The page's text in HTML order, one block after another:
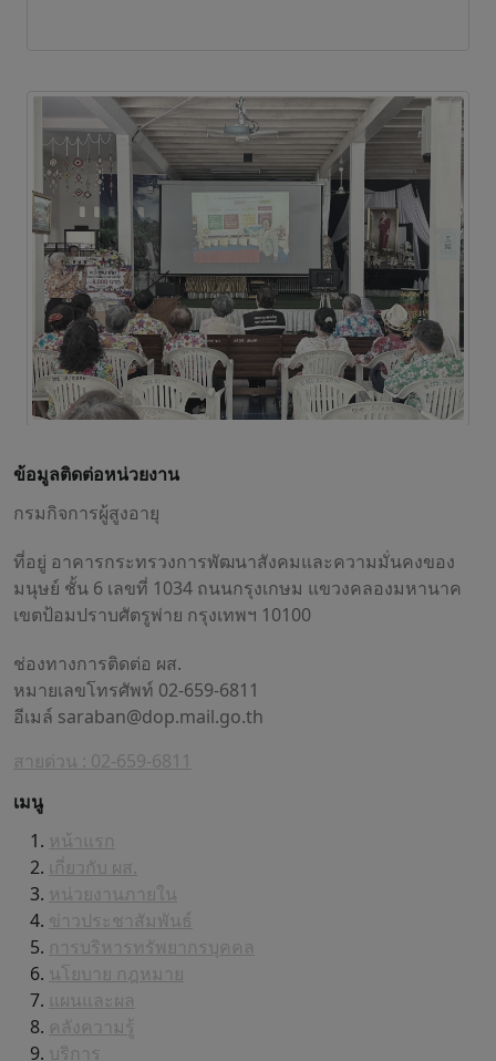
ข้อมูลติดต่อหน่วยงาน
กรมกิจการผู้สูงอายุ
ที่อยู่ อาคารกระทรวงการพัฒนาสังคมและความมั่นคงของ
มนุษย์ ชั้น 6 เลขที่ 1034 ถนนกรุงเกษม แขวงคลองมหานาค
เขตป้อมปราบศัตรูพ่าย กรุงเทพฯ 10100
ช่องทางการติดต่อ ผส.
หมายเลขโทรศัพท์ 02-659-6811
อีเมล์ saraban@dop.mail.go.th
สายด่วน : 02-659-6811
เมนู
หน้าแรก
เกี่ยวกับ ผส.
หน่วยงานภายใน
ข่าวประชาสัมพันธ์
การบริหารทรัพยากรบุคคล
นโยบาย กฎหมาย
แผนและผล
คลังความรู้
บริการ